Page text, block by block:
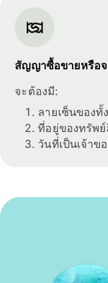
สัญญาซื้อขายหรือ
จะต้องมี:
ลายเซ็นของทั้
ที่อยู่ของทรัพย์
วันที่เป็นเจ้าข